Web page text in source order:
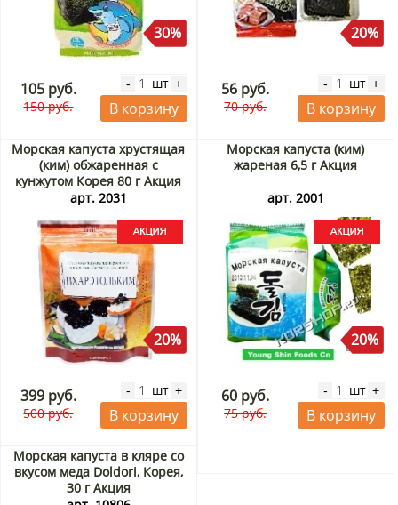
30%
105 руб.
150 руб.
- шт +
В корзину
20%
56 руб.
70 руб.
- шт +
В корзину
Морская капуста хрустящая
(ким) обжаренная с
кунжутом Корея 80 г Акция
арт. 2031
20%
399 руб.
500 руб.
- шт +
В корзину
Морская капуста (ким)
жареная 6,5 г Акция
арт. 2001
20%
60 руб.
75 руб.
- шт +
В корзину
Морская капуста в кляре со
вкусом меда Doldori, Корея,
30 г Акция